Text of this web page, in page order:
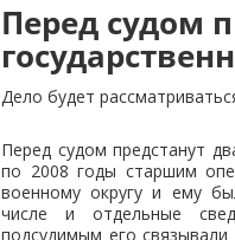
Перед судом
Дело будет
Перед судом предстанут
по 2008 годы старшим
военному округу и ему
числе и отдельные
подсудимым его